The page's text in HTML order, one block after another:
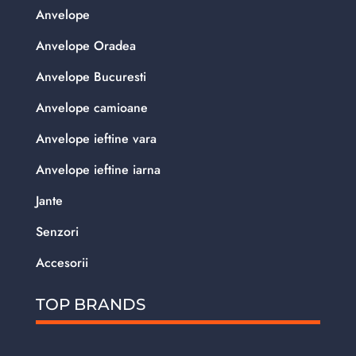
Anvelope
Anvelope Oradea
Anvelope Bucuresti
Anvelope camioane
Anvelope ieftine vara
Anvelope ieftine iarna
Jante
Senzori
Accesorii
TOP BRANDS